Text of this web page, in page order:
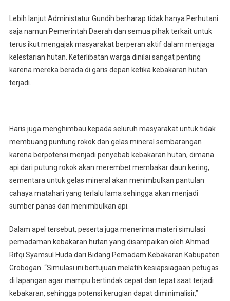
Lebih lanjut Administatur Gundih berharap tidak hanya Perhutani
saja namun Pemerintah Daerah dan semua pihak terkait untuk
terus ikut mengajak masyarakat berperan aktif dalam menjaga
kelestarian hutan. Keterlibatan warga dinilai sangat penting
karena mereka berada di garis depan ketika kebakaran hutan
terjadi.
Haris juga menghimbau kepada seluruh masyarakat untuk tidak
membuang puntung rokok dan gelas mineral sembarangan
karena berpotensi menjadi penyebab kebakaran hutan, dimana
api dari putung rokok akan merembet membakar daun kering,
sementara untuk gelas mineral akan menimbulkan pantulan
cahaya matahari yang terlalu lama sehingga akan menjadi
sumber panas dan menimbulkan api.
Dalam apel tersebut, peserta juga menerima materi simulasi
pemadaman kebakaran hutan yang disampaikan oleh Ahmad
Rifqi Syamsul Huda dari Bidang Pemadam Kebakaran Kabupaten
Grobogan. “Simulasi ini bertujuan melatih kesiapsiagaan petugas
di lapangan agar mampu bertindak cepat dan tepat saat terjadi
kebakaran, sehingga potensi kerugian dapat diminimalisir,”